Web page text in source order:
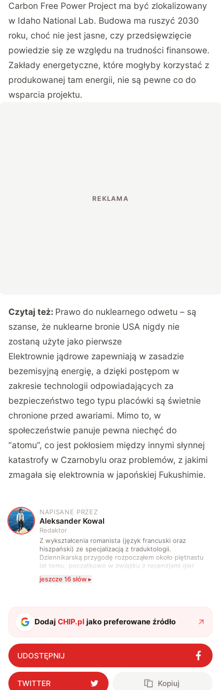
Carbon Free Power Project ma być zlokalizowany
w Idaho National Lab. Budowa ma ruszyć 2030
roku, choć nie jest jasne, czy przedsięwzięcie
powiedzie się ze względu na trudności finansowe.
Zakłady energetyczne, które mogłyby korzystać z
produkowanej tam energii, nie są pewne co do
wsparcia projektu.
Czytaj też: Prawo do nuklearnego odwetu – są
szanse, że nuklearne bronie USA nigdy nie
zostaną użyte jako pierwsze
Elektrownie jądrowe zapewniają w zasadzie
bezemisyjną energię, a dzięki postępom w
zakresie technologii odpowiadających za
bezpieczeństwo tego typu placówki są świetnie
chronione przed awariami. Mimo to, w
społeczeństwie panuje pewna niechęć do
“atomu”, co jest pokłosiem między innymi słynnej
katastrofy w Czarnobylu oraz problemów, z jakimi
zmagała się elektrownia w japońskiej Fukushimie.
A
NAPISANE PRZEZ
Aleksander Kowal
Redaktor
Z wykształcenia romanista (język francuski oraz
hiszpański) ze specjalizacją z traduktologii.
Dziennikarską przygodę rozpocząłem około piętnastu
lat temu, początkowo w związku z recenzjami gier
komputerowych i filmów. Obecnie publikuję
zdecydowanie częściej na tematy związane z nauką
także uprawiać oraz oglądać sport.
jeszcze 16 słów ▸
DodajCHIP.pl jako preferowane źródło
UDOSTĘPNIJ
TWITTER Kopiuj